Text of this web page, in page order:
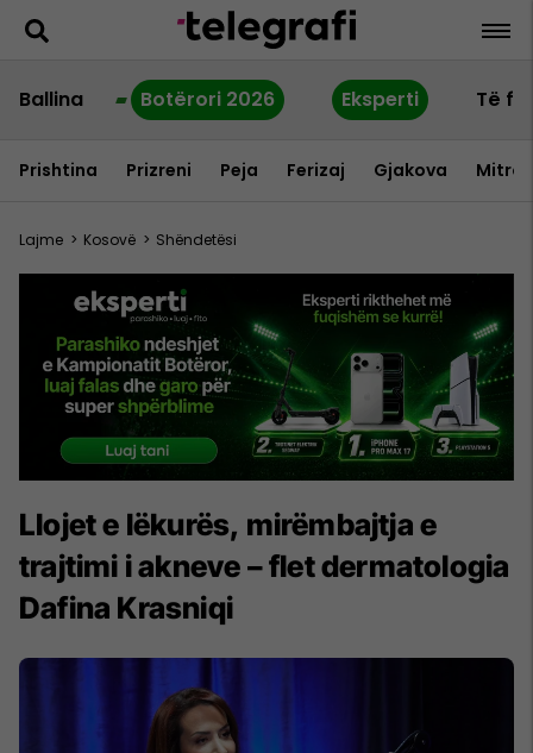
Ballina Botërori 2026 Eksperti Të
Prishtina Prizreni Peja Ferizaj Gjakova
Lajme > Kosovë > Shëndetësi
Llojet e lëkurës, mirëmbajtja e
trajtimi i akneve – flet dermatologia
Dafina Krasniqi